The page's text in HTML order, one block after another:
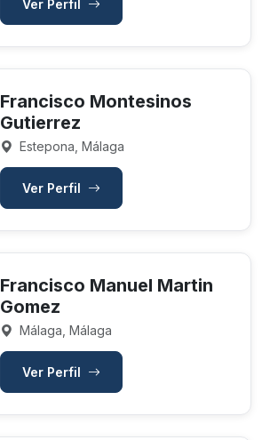
Ver Perfil
Francisco Montesinos
Gutierrez
Estepona, Málaga
Ver Perfil
Francisco Manuel Martin
Gomez
Málaga, Málaga
Ver Perfil